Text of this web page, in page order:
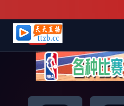
天天直播网